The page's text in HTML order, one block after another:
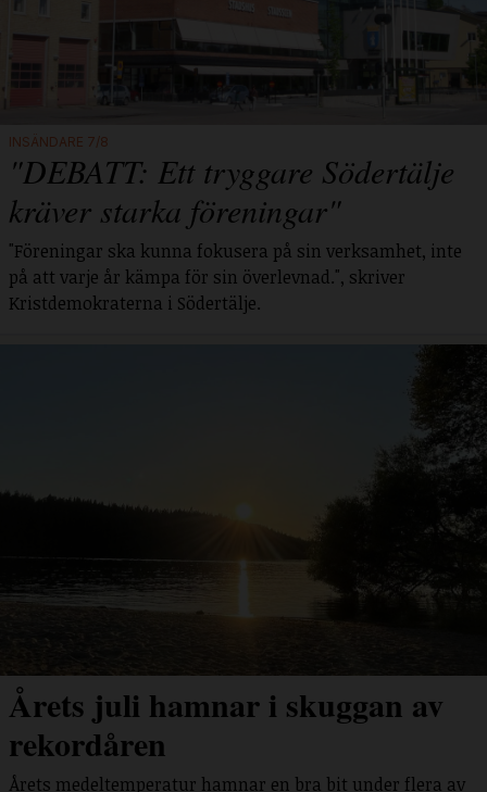
INSÄNDARE 7/8
"DEBATT: Ett tryggare Södertälje
kräver starka föreningar"
"Föreningar ska kunna fokusera på sin verksamhet, inte
på att varje år kämpa för sin överlevnad.", skriver
Kristdemokraterna i Södertälje.
Årets juli hamnar i skuggan av
rekordåren
Årets medeltemperatur hamnar en bra bit under flera av